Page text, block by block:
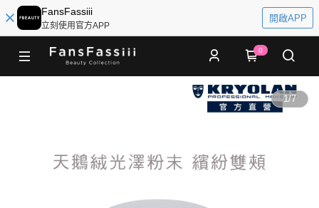
FansFassiii
立刻使用官方APP
開啟APP
0
1/7